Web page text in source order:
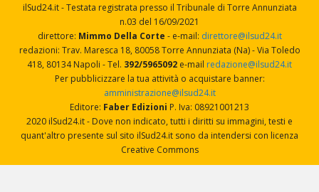
ilSud24.it - Testata registrata presso il Tribunale di Torre Annunziata
n.03 del 16/09/2021
direttore: Mimmo Della Corte - e-mail: direttore@ilsud24.it
redazioni: Trav. Maresca 18, 80058 Torre Annunziata (Na) - Via Toledo
418, 80134 Napoli - Tel. 392/5965092 e-mail redazione@ilsud24.it
Per pubblicizzare la tua attività o acquistare banner:
amministrazione@ilsud24.it
Editore: Faber Edizioni P. Iva: 08921001213
2020 ilSud24.it - Dove non indicato, tutti i diritti su immagini, testi e
quant'altro presente sul sito ilSud24.it sono da intendersi con licenza
Creative Commons